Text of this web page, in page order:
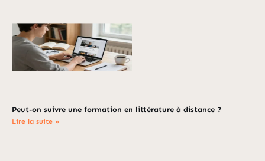
Peut-on suivre une formation en littérature à distance ?
Lire la suite »